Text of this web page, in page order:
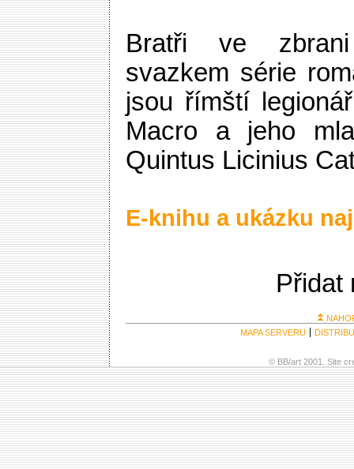
Bratři ve
svazkem série
jsou římští
Macro a jeho
Quintus Licinius
E-knihu a ukázku
Přidat
MAPA SERVERU
© BB/art 2001. Site